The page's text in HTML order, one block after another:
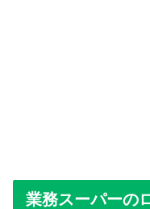
業務スーパーの